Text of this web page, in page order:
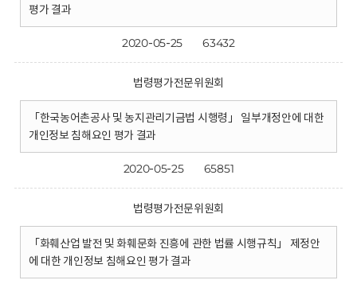
평가 결과
2020-05-25 63432
법령평가전문위원회
「한국농어촌공사 및 농지관리기금법 시행령」 일부개정안에 대한
개인정보 침해요인 평가 결과
2020-05-25 65851
법령평가전문위원회
「화훼산업 발전 및 화훼문화 진흥에 관한 법률 시행규칙」 제정안
에 대한 개인정보 침해요인 평가 결과